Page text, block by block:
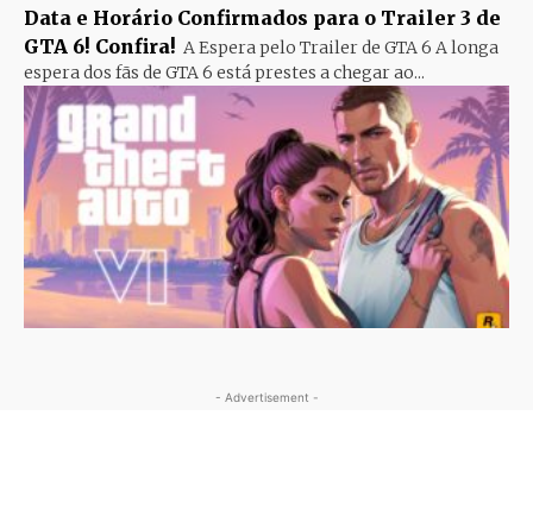
Data e Horário Confirmados para o Trailer 3 de
GTA 6! Confira! A Espera pelo Trailer de GTA 6 A longa
espera dos fãs de GTA 6 está prestes a chegar ao...
- Advertisement -